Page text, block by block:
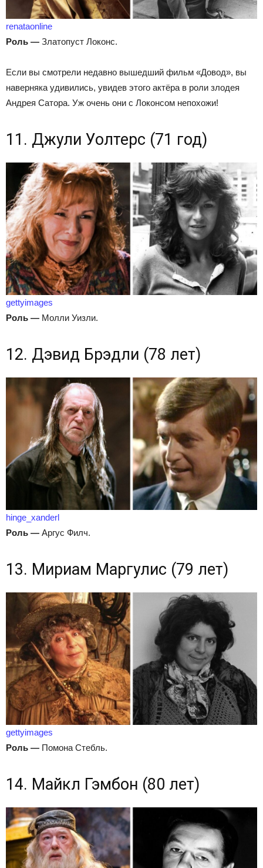
renataonline
Роль — Златопуст Локонс.
Если вы смотрели недавно вышедший фильм «Довод», вы
наверняка удивились, увидев этого актёра в роли злодея
Андрея Сатора. Уж очень они с Локонсом непохожи!
11. Джули Уолтерс (71 год)
gettyimages
Роль — Молли Уизли.
12. Дэвид Брэдли (78 лет)
hinge_xanderl
Роль — Аргус Филч.
13. Мириам Маргулис (79 лет)
gettyimages
Роль — Помона Стебль.
14. Майкл Гэмбон (80 лет)